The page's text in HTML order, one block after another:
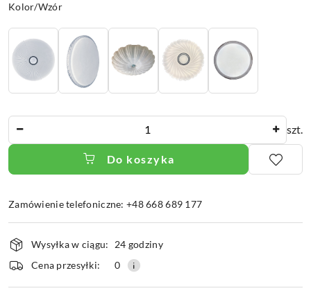
Wariant
Kolor/Wzór
szt.
Do koszyka
Zamówienie telefoniczne: +48 668 689 177
Dostępność
i
dostawa
Wysyłka w ciągu: 24 godziny
Cena przesyłki:
0